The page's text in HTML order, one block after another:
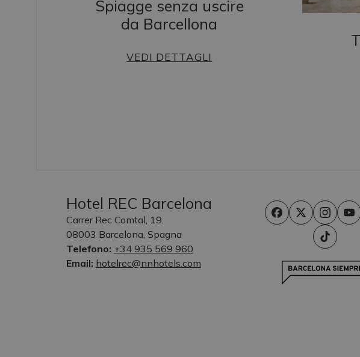
Spiagge senza uscire
da Barcellona
VEDI DETTAGLI
Hotel REC Barcelona
Carrer Rec Comtal, 19.
08003 Barcelona, Spagna
Telefono: +34 935 569 960
Email: hotelrec@nnhotels.com